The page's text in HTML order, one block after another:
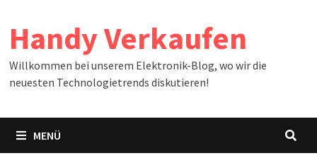
Inhalt
springen
Handy Verkaufen
Willkommen bei unserem Elektronik-Blog, wo wir die
neuesten Technologietrends diskutieren!
MENÜ